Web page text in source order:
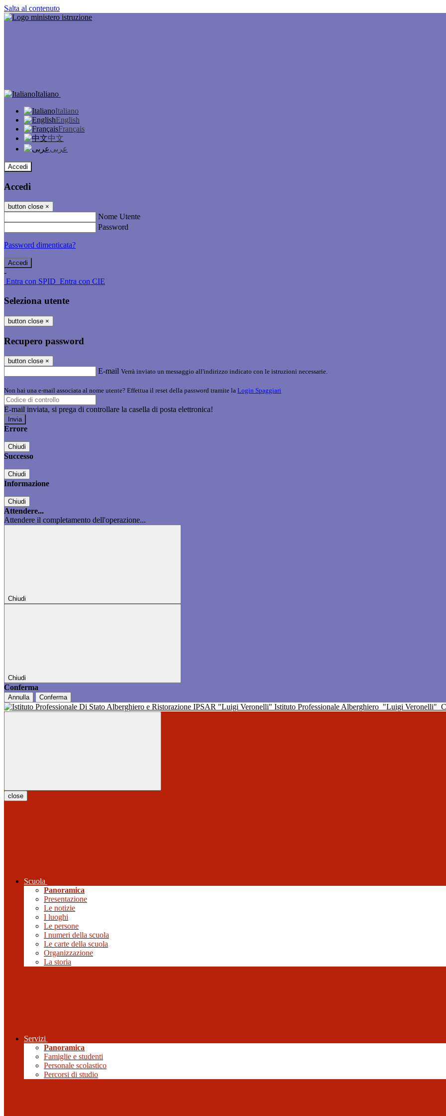
Salta al contenuto
Italiano
Italiano
English
Français
中文
عربى
Accedi
Accedi
button close ×
Nome Utente
Password
Password dimenticata?
-
Entra con SPID Entra con CIE
Seleziona utente
button close ×
Recupero password
button close ×
E-mail Verrà inviato un messaggio all'indirizzo indicato con le istruzioni necessarie.
Non hai una e-mail associata al nome utente? Effettua il reset della password tramite la Login Spaggiari
E-mail inviata, si prega di controllare la casella di posta elettronica!
Errore
Chiudi
Successo
Chiudi
Informazione
Chiudi
Attendere...
Attendere il completamento dell'operazione...
Chiudi
Chiudi
Conferma
Annulla Conferma
Istituto Professionale Alberghiero "Luigi Veronelli"
close
Scuola
Panoramica
Presentazione
Le notizie
I luoghi
Le persone
I numeri della scuola
Le carte della scuola
Organizzazione
La storia
Servizi
Panoramica
Famiglie e studenti
Personale scolastico
Percorsi di studio